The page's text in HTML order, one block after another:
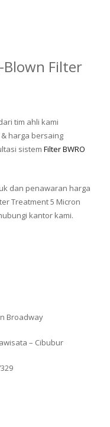
Blown Filter
tim ahli kami
harga bersaing
sistem Filter BWRO
dan penawaran harga
Treatment 5 Micron
kantor kami.
Broadway
– Cibubur